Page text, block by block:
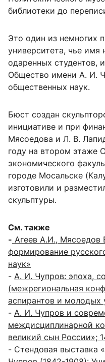
библиотеки до
Это один из немногих
университета, чье имя
одаренных студентов,
Общество имени А. И.
общественных наук.
Бюст создан
инициативе и при
Мясоедова и Л. В.
году на втором этаже
экономического
городе Мосальске
изготовили и
скульптуры.
См. также
- Агеев А.И.,
формирование
наук»
- А. И. Чупров: эпоха,
(межрегиональная
аспирантов и молодых
- А. И. Чупров и
междисциплинарной
великий сын России»;
- Стендовая выставка «